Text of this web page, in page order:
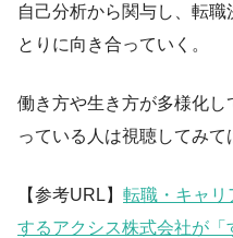
自己分析から関与し、転
とりに向き合っていく。
働き方や生き方が多様化
っている人は視聴してみて
【参考URL】 転職・キャリ
するアクシス株式会社が